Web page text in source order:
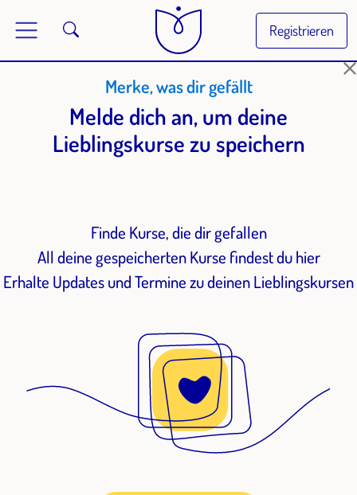
Registrieren
Merke, was dir gefällt
Melde dich an, um deine
Lieblingskurse zu speichern
Finde Kurse, die dir gefallen
All deine gespeicherten Kurse findest du hier
Erhalte Updates und Termine zu deinen Lieblingskursen